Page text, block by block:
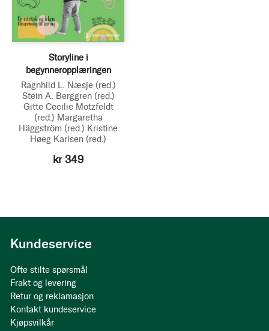
Storyline i
begynneropplæringen
Ragnhild L. Næsje (red.)
Stein A. Berggren (red.)
Gitte Cecilie Motzfeldt
(red.) Margaretha
Häggström (red.) Kristine
Høeg Karlsen (red.)
kr 349
Kundeservice
Ofte stilte spørsmål
Frakt og levering
Retur og reklamasjon
Kontakt kundeservice
Kjøpsvilkår